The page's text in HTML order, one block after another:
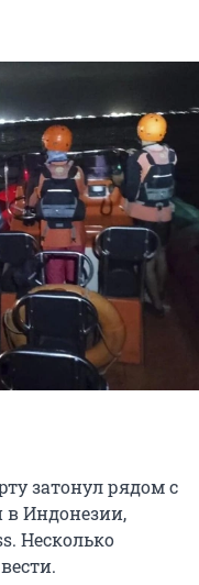
затонул рядом с
в Индонезии,
Несколько